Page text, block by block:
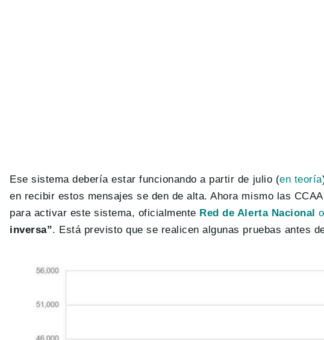
Ese sistema debería estar funcionando a partir de julio (en teoría
en recibir estos mensajes se den de alta. Ahora mismo las
para activar este sistema, oficialmente Red de Alerta Nacional o
inversa”. Está previsto que se realicen algunas pruebas antes